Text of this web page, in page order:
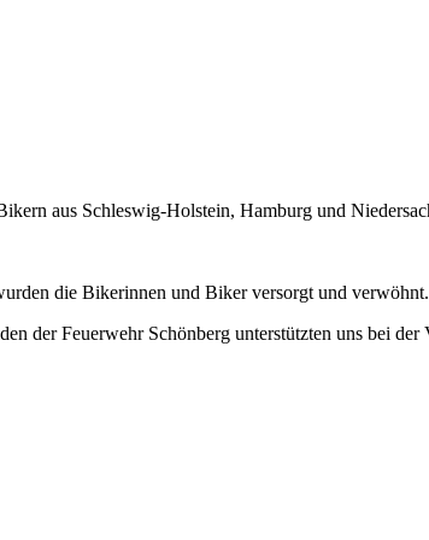
aus Schleswig-Holstein, Hamburg und
die Bikerinnen und Biker versorgt und verwöhnt.
der Feuerwehr Schönberg unterstützten uns bei